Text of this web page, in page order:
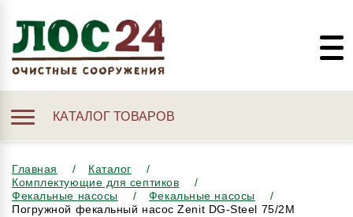
КАТАЛОГ ТОВАРОВ
Главная
Каталог
Комплектующие для септиков
Фекальные насосы
Фекальные насосы
Погружной фекальный насос Zenit DG-Steel 75/2M